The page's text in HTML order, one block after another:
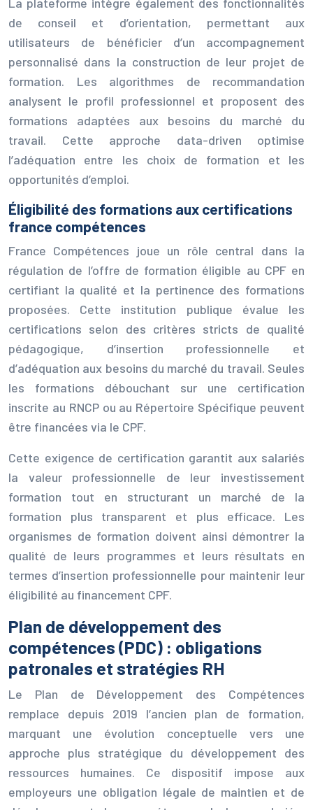
de conseil et d’orientation, permettant aux
utilisateurs de bénéficier d’un accompagnement
personnalisé dans la construction de leur projet de
formation. Les algorithmes de recommandation
analysent le profil professionnel et proposent des
formations adaptées aux besoins du marché du
travail. Cette approche data-driven optimise
l’adéquation entre les choix de formation et les
opportunités d’emploi.
Éligibilité des formations aux certifications
france compétences
France Compétences joue un rôle central dans la
régulation de l’offre de formation éligible au CPF en
certifiant la qualité et la pertinence des formations
proposées. Cette institution publique évalue les
certifications selon des critères stricts de qualité
pédagogique, d’insertion professionnelle et
d’adéquation aux besoins du marché du travail. Seules
les formations débouchant sur une certification
inscrite au RNCP ou au Répertoire Spécifique peuvent
être financées via le CPF.
Cette exigence de certification garantit aux salariés
la valeur professionnelle de leur investissement
formation tout en structurant un marché de la
formation plus transparent et plus efficace. Les
organismes de formation doivent ainsi démontrer la
qualité de leurs programmes et leurs résultats en
termes d’insertion professionnelle pour maintenir leur
éligibilité au financement CPF.
Plan de développement des
compétences (PDC) : obligations
patronales et stratégies RH
Le Plan de Développement des Compétences
remplace depuis 2019 l’ancien plan de formation,
marquant une évolution conceptuelle vers une
approche plus stratégique du développement des
ressources humaines. Ce dispositif impose aux
employeurs une obligation légale de maintien et de